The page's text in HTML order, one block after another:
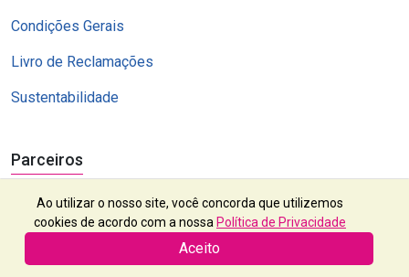
Condições Gerais
Livro de Reclamações
Sustentabilidade
Parceiros
Ao utilizar o nosso site, você concorda que utilizemos
cookies de acordo com a nossa Política de Privacidade
Aceito